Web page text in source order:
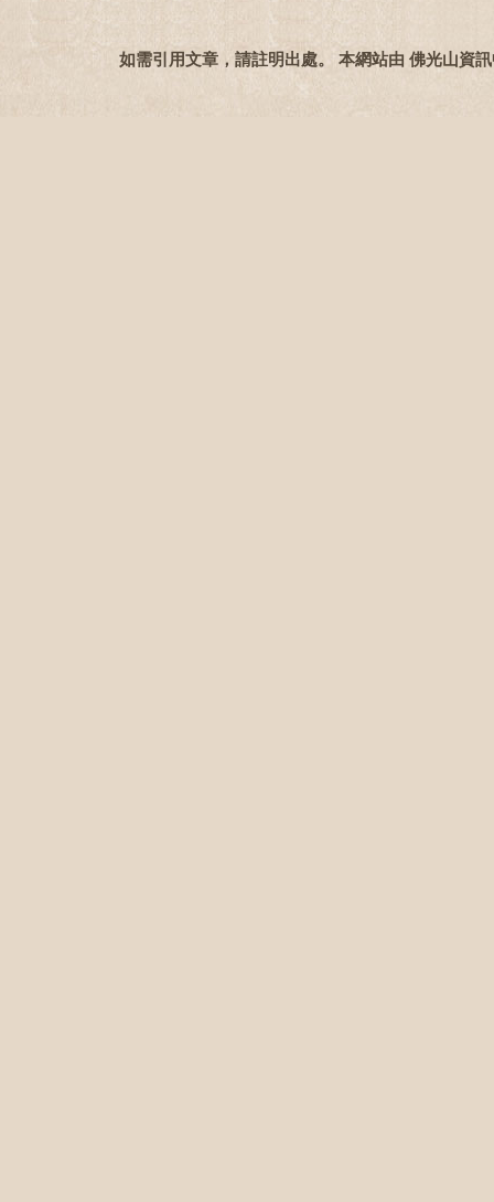
如需引用文章，請註明出處。 本網站由 佛光山資